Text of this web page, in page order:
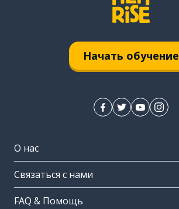
Начать обучение
О нас
Связаться с нами
FAQ & Помощь